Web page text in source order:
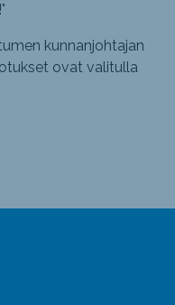
"
kunnanjohtajan
ovat valitulla